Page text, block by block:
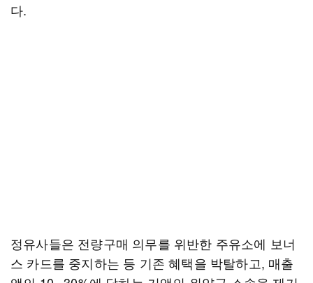
다.
정유사들은 전량구매 의무를 위반한 주유소에 보너
스 카드를 중지하는 등 기존 혜택을 박탈하고, 매출